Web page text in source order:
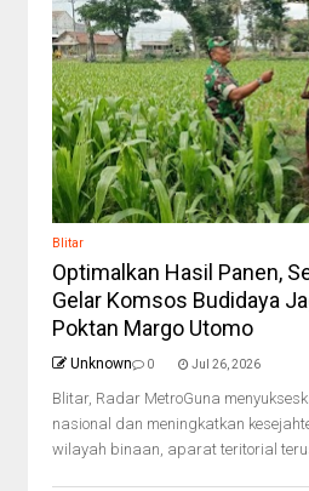
Blitar
Optimalkan Hasil Panen,
Gelar Komsos Budidaya
Poktan Margo Utomo
Unknown 0 Jul 26, 2026
Blitar, Radar MetroGuna
nasional dan meningkatkan
wilayah binaan, aparat teritorial